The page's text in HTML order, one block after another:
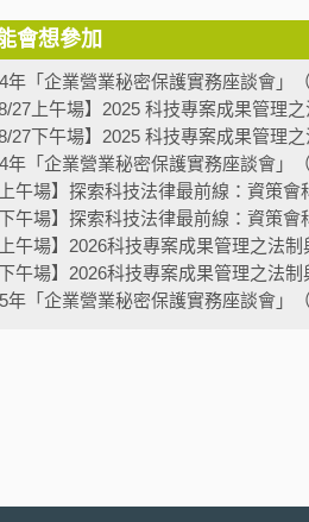
會想參加
年「企業營業秘密保護實務座談會」（
8/27上午場】2025 科技專案成果管理
8/27下午場】2025 科技專案成果管理
年「企業營業秘密保護實務座談會」（
上午場】探索科技法律最前線：資策
下午場】探索科技法律最前線：資策
上午場】2026科技專案成果管理之法
下午場】2026科技專案成果管理之法
年「企業營業秘密保護實務座談會」（